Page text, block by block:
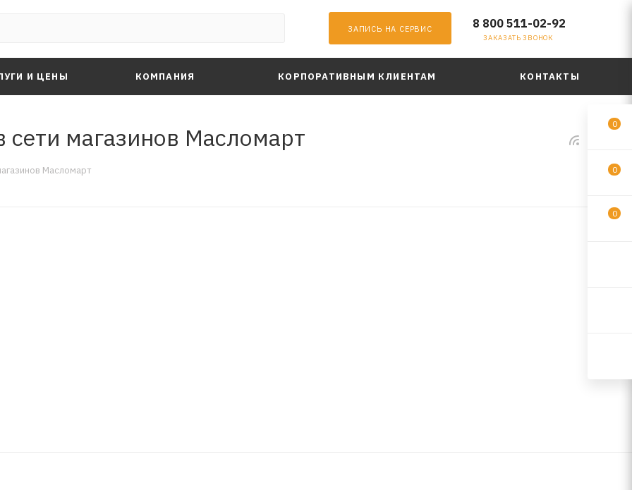
ЗАПИСЬ НА СЕРВИС 8 800 511-02-92
ЗАКАЗАТЬ ЗВОНОК
И ЦЕНЫ КОМПАНИЯ КОРПОРАТИВНЫМ КЛИЕНТАМ КОНТАКТЫ
сети магазинов Масломарт
Масломарт
0
0
0